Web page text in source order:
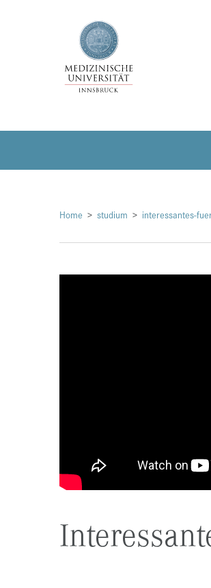
Home studium interessantes-